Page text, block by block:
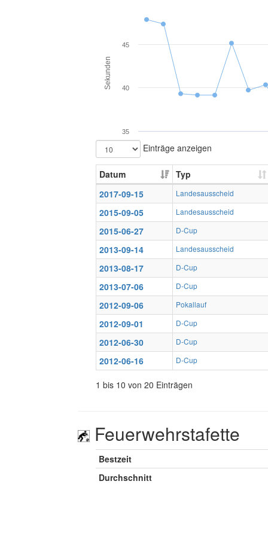
Sekunden
35
40
45
Einträge anzeigen
Datum
Typ
2017-09-15
Landesausscheid
2015-09-05 Landesausscheid
2015-06-27 D-Cup
2013-09-14 Landesausscheid
2013-08-17 D-Cup
2013-07-06 D-Cup
2012-09-06 Pokallauf
2012-09-01 D-Cup
2012-06-30 D-Cup
2012-06-16 D-Cup
1 bis 10 von 20 Einträgen
Feuerwehrstafette
Bestzeit
Durchschnitt